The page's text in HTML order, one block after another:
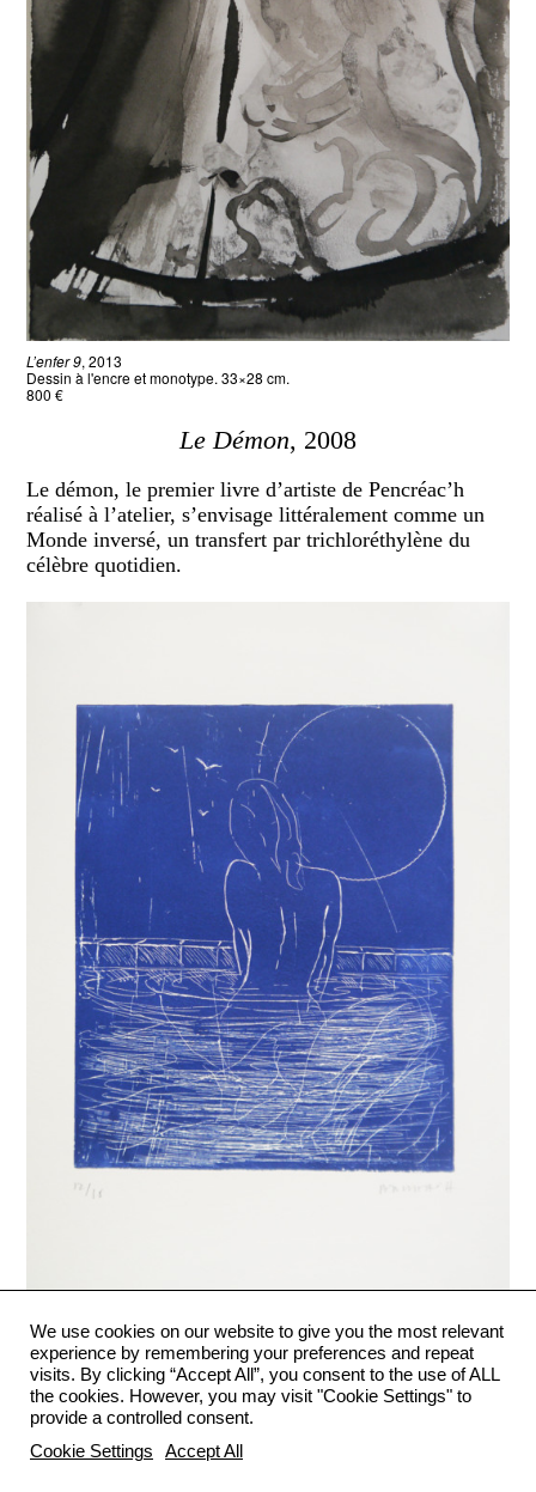
L’enfer 9, 2013
Dessin à l'encre et monotype. 33×28 cm.
800 €
Le Démon, 2008
Le démon, le premier livre d’artiste de Pencréac’h
réalisé à l’atelier, s’envisage littéralement comme un
Monde inversé, un transfert par trichloréthylène du
célèbre quotidien.
Etching. 28,5×23 cm. Arches vellum 250gr. Ed. 15.
250 €
We use cookies on our website to give you the most relevant
experience by remembering your preferences and repeat
visits. By clicking “Accept All”, you consent to the use of ALL
the cookies. However, you may visit "Cookie Settings" to
provide a controlled consent.
Cookie Settings
Accept All